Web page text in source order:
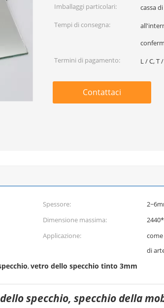
Imballaggi particolari:
cassa
Tempi di consegna:
Termini di pagamento:
L / C, T
Contattaci
Spessore:
Dimensione massima:
Applicazione:
di
,vetro dello specchio tinto 3mm
specchio, specchio della